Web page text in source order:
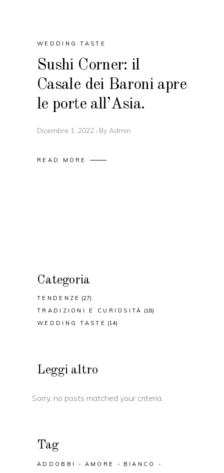
WEDDING TASTE
Sushi Corner: il
Casale dei Baroni apre
le porte all’Asia.
Dicembre 1, 2022 By Admin
READ MORE
Categoria
TENDENZE (27)
TRADIZIONI E CURIOSITÀ (18)
WEDDING TASTE (14)
Leggi altro
Sorry, no posts matched your criteria.
Tag
ADDOBBI AMORE
BIANCO